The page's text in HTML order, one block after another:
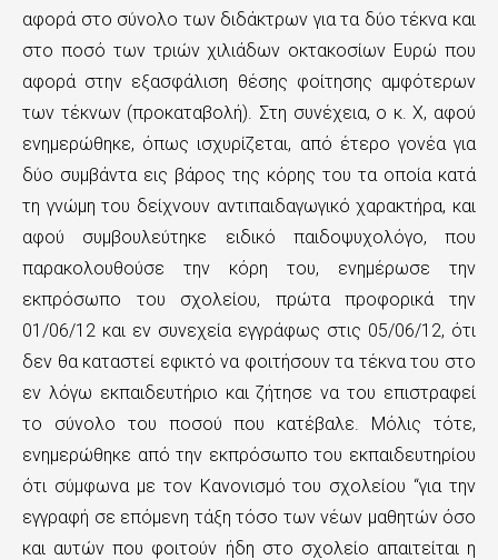
αφορά στο σύνολο των διδάκτρων για τα δύο τέκνα και
στο ποσό των τριών χιλιάδων οκτακοσίων Ευρώ που
αφορά στην εξασφάλιση θέσης φοίτησης αμφότερων
των τέκνων (προκαταβολή). Στη συνέχεια, ο κ. Χ, αφού
ενημερώθηκε, όπως ισχυρίζεται, από έτερο γονέα για
δύο συμβάντα εις βάρος της κόρης του τα οποία κατά
τη γνώμη του δείχνουν αντιπαιδαγωγικό χαρακτήρα, και
αφού συμβουλεύτηκε ειδικό παιδοψυχολόγο, που
παρακολουθούσε την κόρη του, ενημέρωσε την
εκπρόσωπο του σχολείου, πρώτα προφορικά την
01/06/12 και εν συνεχεία εγγράφως στις 05/06/12, ότι
δεν θα καταστεί εφικτό να φοιτήσουν τα τέκνα του στο
εν λόγω εκπαιδευτήριο και ζήτησε να του επιστραφεί
το σύνολο του ποσού που κατέβαλε. Μόλις τότε,
ενημερώθηκε από την εκπρόσωπο του εκπαιδευτηρίου
ότι σύμφωνα με τον Κανονισμό του σχολείου “για την
εγγραφή σε επόμενη τάξη τόσο των νέων μαθητών όσο
και αυτών που φοιτούν ήδη στο σχολείο απαιτείται η